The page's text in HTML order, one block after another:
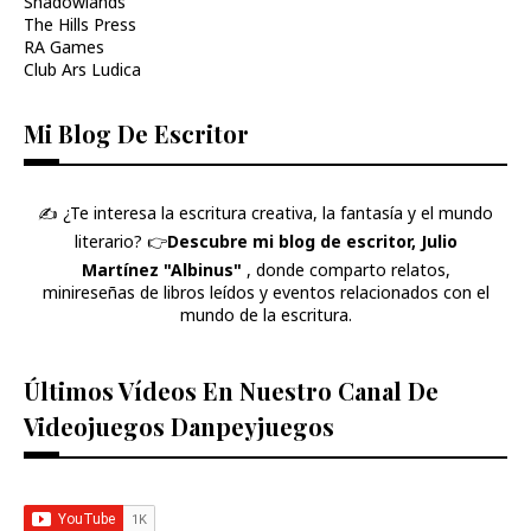
The Hills Press
RA Games
Club Ars Ludica
Mi Blog De Escritor
✍️ ¿Te interesa la escritura creativa, la fantasía y el mundo
literario? 👉​Descubre mi blog de escritor, Julio
Martínez "Albinus" , donde comparto relatos,
minireseñas de libros leídos y eventos relacionados con el
mundo de la escritura.
Últimos Vídeos En Nuestro Canal De
Videojuegos Danpeyjuegos